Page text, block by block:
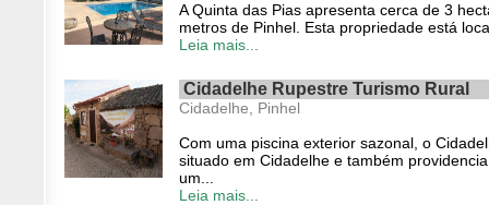
A Quinta das Pias apresenta cerca de 3
metros de Pinhel. Esta propriedade está
Leia mais...
Cidadelhe Rupestre Turismo Rural
Cidadelhe, Pinhel
Com uma piscina exterior sazonal, o
situado em Cidadelhe e também
um...
Leia mais...